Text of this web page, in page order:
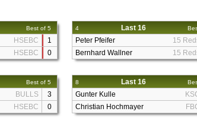
Best of 5
HSEBC
1
HSEBC 0
4 Last 16
Peter Pfeifer 15
Bernhard Wallner
15
Best of 5
BULLS
3
HSEBC 0
8 Last 16
Gunter Kulle
Christian Hochmayer